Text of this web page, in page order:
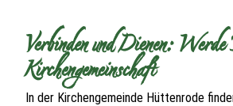
Verbinden und Dienen:
Kirchengemeinschaft
In der Kirchengemeinde Hüttenrode